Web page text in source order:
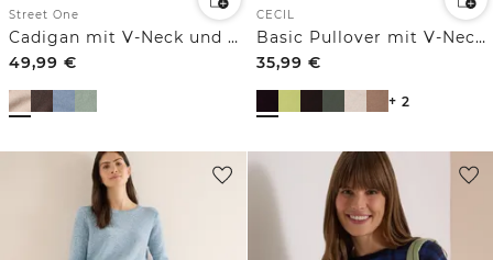
Street One
Cadigan mit V-Neck und Knopfleiste
49,99 €
CECIL
Basic Pullover mit V-Neck in Unifarbe
35,99 €
+ 2